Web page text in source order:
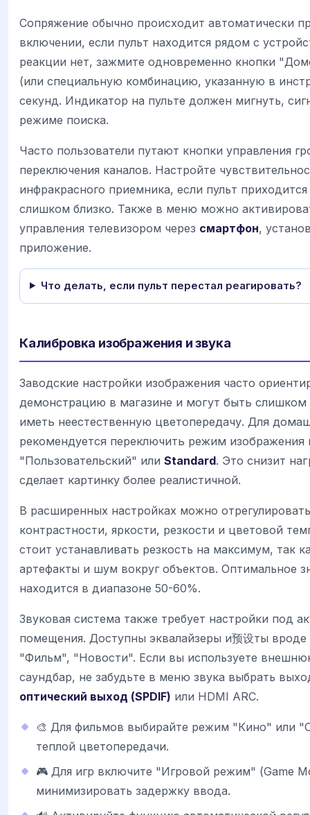
Сопряжение обычно происходит автоматически
включении, если пульт находится рядом с
реакции нет, зажмите одновременно кнопки
(или специальную комбинацию, указанную в
секунд. Индикатор на пульте должен мигнуть,
режиме поиска.
Часто пользователи путают кнопки управления
переключения каналов. Настройте
инфракрасного приемника, если пульт
слишком близко. Также в меню можно
управления телевизором через смартфон,
приложение.
Что делать, если пульт перестал реагировать?
Калибровка изображения и звука
Заводские настройки изображения часто
демонстрацию в магазине и могут быть слишком
иметь неестественную цветопередачу. Для
рекомендуется переключить режим изображения
"Пользовательский" или Standard. Это снизит
сделает картинку более реалистичной.
В расширенных настройках можно
контрастности, яркости, резкости и цветовой
стоит устанавливать резкость на максимум, так
артефакты и шум вокруг объектов. Оптимальное
находится в диапазоне 50-60%.
Звуковая система также требует настройки под
помещения. Доступны эквалайзеры и预设ты
"Фильм", "Новости". Если вы используете
саундбар, не забудьте в меню звука выбрать
оптический выход (SPDIF) или HDMI ARC.
🎨 Для фильмов выбирайте режим "Кино" или
теплой цветопередачи.
🎮 Для игр включите "Игровой режим" (Game
минимизировать задержку ввода.